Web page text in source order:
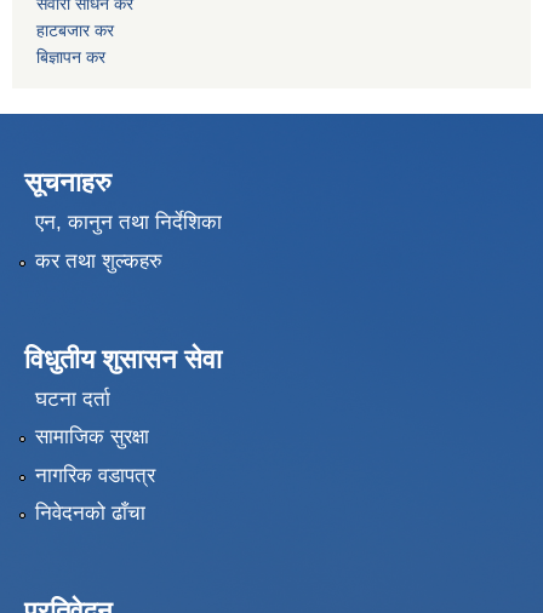
हाटबजार कर
बिज्ञापन कर
सूचनाहरु
एन, कानुन तथा निर्देशिका
कर तथा शुल्कहरु
विधुतीय शुसासन सेवा
घटना दर्ता
सामाजिक सुरक्षा
नागरिक वडापत्र
निवेदनको ढाँचा